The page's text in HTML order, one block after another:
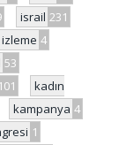
israil 231
izleme 4
53
101
kadın
kampanya 4
1